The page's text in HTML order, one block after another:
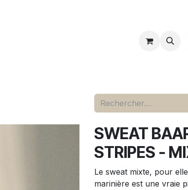
contact
SWEAT
STRIPES -
Le sweat mixte, pour
marinière est une vraie